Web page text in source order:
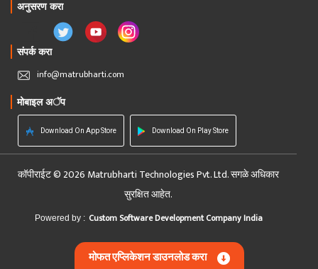
अनुसरण करा
संपर्क करा
info@matrubharti.com
मोबाइल अॅप
Download On App Store Download On Play Store
कॉपीराईट © 2026 Matrubharti Technologies Pvt. Ltd. सगळे अधिकार
सुरक्षित आहेत.
Powered by : Custom Software Development Company India
मोफत एप्लिकेशन डाउनलोड करा